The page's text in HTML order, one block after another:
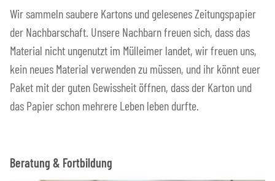
Wir sammeln saubere Kartons und gelesenes Zeitungspapier
der Nachbarschaft. Unsere Nachbarn freuen sich, dass das
Material nicht ungenutzt im Mülleimer landet, wir freuen uns,
kein neues Material verwenden zu müssen, und ihr könnt euer
Paket mit der guten Gewissheit öffnen, dass der Karton und
das Papier schon mehrere Leben leben durfte.
Beratung & Fortbildung